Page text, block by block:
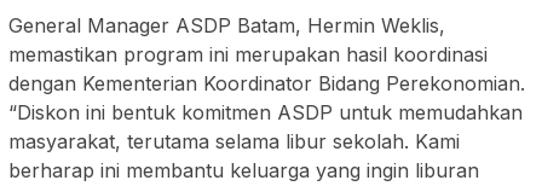
General Manager ASDP Batam, Hermin Weklis,
memastikan program ini merupakan hasil koordinasi
dengan Kementerian Koordinator Bidang Perekonomian.
“Diskon ini bentuk komitmen ASDP untuk memudahkan
masyarakat, terutama selama libur sekolah. Kami
berharap ini membantu keluarga yang ingin liburan